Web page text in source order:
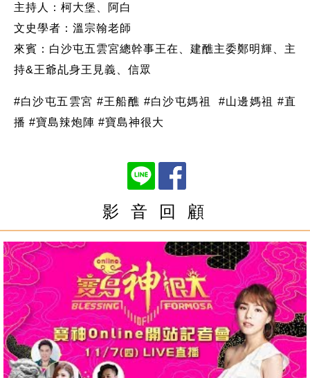
主持人：柯大堡、阿白
文史學者：溫宗翰老師
來賓：白沙屯五雲宮總幹事王在、建醮主委鄭明輝、主
持&王爺乩身王見義、信眾
#白沙屯五雲宮 #王船醮 #白沙屯媽祖 #山邊媽祖 #直
播 #寶島辣炮陣 #寶島神很大
影 音 回 顧